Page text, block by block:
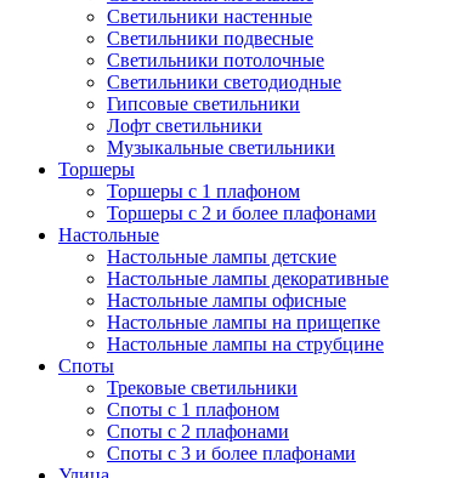
Светильники настенные
Светильники подвесные
Светильники потолочные
Светильники светодиодные
Гипсовые светильники
Лофт светильники
Музыкальные светильники
Торшеры
Торшеры с 1 плафоном
Торшеры с 2 и более плафонами
Настольные
Настольные лампы детские
Настольные лампы декоративные
Настольные лампы офисные
Настольные лампы на прищепке
Настольные лампы на струбцине
Споты
Трековые светильники
Споты с 1 плафоном
Споты с 2 плафонами
Споты с 3 и более плафонами